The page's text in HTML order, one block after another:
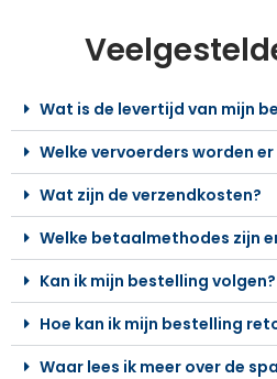
Wat is de levertijd van mijn
Welke vervoerders worden
Wat zijn de verzendkosten?
Welke betaalmethodes zijn
Kan ik mijn bestelling volgen?
Hoe kan ik mijn bestelling
Waar lees ik meer over de